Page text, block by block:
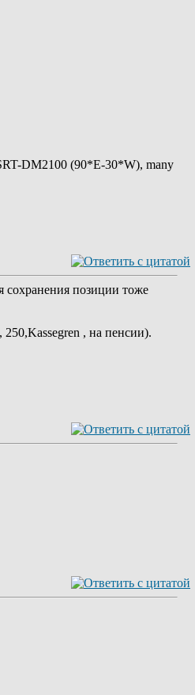
DM2100 (90*E-30*W), many
сохранения позиции тоже
, на пенсии).